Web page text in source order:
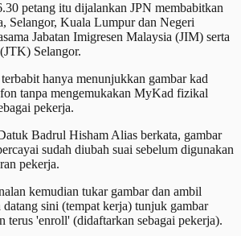
petang itu dijalankan JPN membabitkan
Selangor, Kuala Lumpur dan Negeri
Jabatan Imigresen Malaysia (JIM) serta
Selangor.
hanya menunjukkan gambar kad
tanpa mengemukakan MyKad fizikal
pekerja.
Badrul Hisham Alias berkata, gambar
sudah diubah suai sebelum digunakan
pekerja.
kemudian tukar gambar dan ambil
sini (tempat kerja) tunjuk gambar
terus 'enroll' (didaftarkan sebagai pekerja).